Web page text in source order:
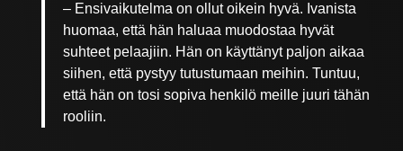
– Ensivaikutelma on ollut oikein hyvä. Ivanista
huomaa, että hän haluaa muodostaa hyvät
suhteet pelaajiin. Hän on käyttänyt paljon aikaa
siihen, että pystyy tutustumaan meihin. Tuntuu,
että hän on tosi sopiva henkilö meille juuri tähän
rooliin.